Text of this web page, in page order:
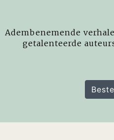
Adembenemende
getalenteerde